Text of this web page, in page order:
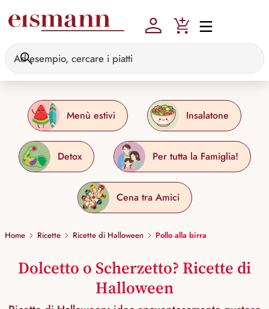
Menù estivi Insalatone
Detox Per tutta la Famiglia!
Cena tra Amici
Home Ricette Ricette di Halloween Pollo alla birra
Dolcetto o Scherzetto? Ricette di
Halloween